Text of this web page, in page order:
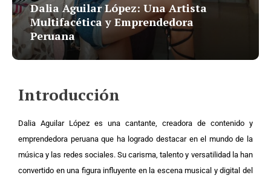
Dalia Aguilar López: Una Artista
Multifacética y Emprendedora
Peruana
Introducción
Dalia Aguilar López es una cantante, creadora de contenido y
emprendedora peruana que ha logrado destacar en el mundo de la
música y las redes sociales. Su carisma, talento y versatilidad la han
convertido en una figura influyente en la escena musical y digital del